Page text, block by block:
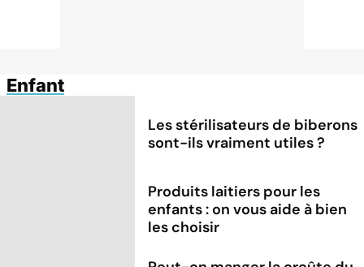
Enfant
Les stérilisateurs de biberons
sont-ils vraiment utiles ?
Produits laitiers pour les
enfants : on vous aide à bien
les choisir